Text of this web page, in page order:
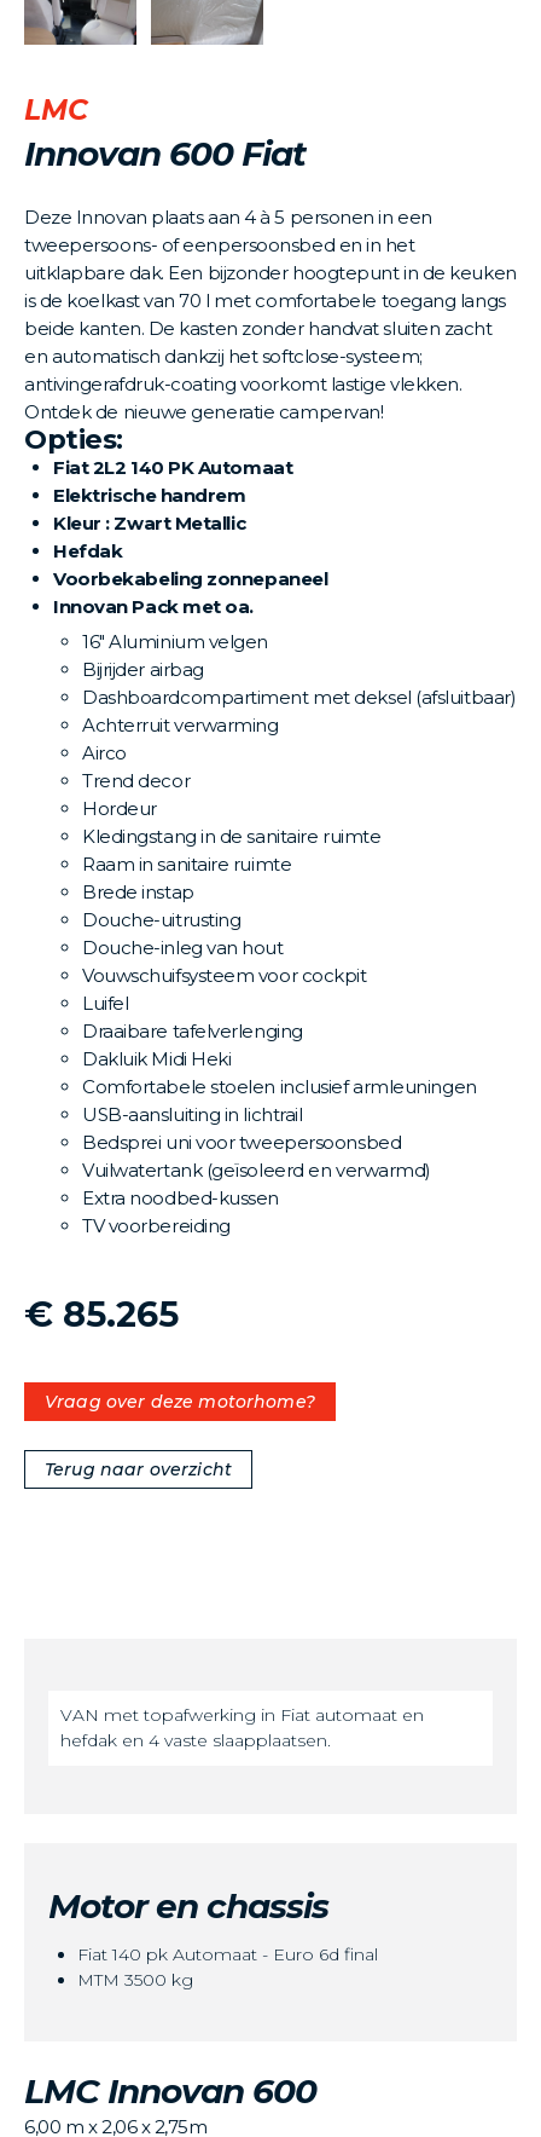
LMC
Innovan 600 Fiat
Deze Innovan plaats aan 4 à 5 personen in een
tweepersoons- of eenpersoonsbed en in het
uitklapbare dak. Een bijzonder hoogtepunt in de keuken
is de koelkast van 70 l met comfortabele toegang langs
beide kanten. De kasten zonder handvat sluiten zacht
en automatisch dankzij het softclose-systeem;
antivingerafdruk-coating voorkomt lastige vlekken.
Ontdek de nieuwe generatie campervan!
Opties:
Fiat 2L2 140 PK Automaat
Elektrische handrem
Kleur : Zwart Metallic
Hefdak
Voorbekabeling zonnepaneel
Innovan Pack met oa.
16" Aluminium velgen
Bijrijder airbag
Dashboardcompartiment met deksel (afsluitbaar)
Achterruit verwarming
Airco
Trend decor
Hordeur
Kledingstang in de sanitaire ruimte
Raam in sanitaire ruimte
Brede instap
Douche-uitrusting
Douche-inleg van hout
Vouwschuifsysteem voor cockpit
Luifel
Draaibare tafelverlenging
Dakluik Midi Heki
Comfortabele stoelen inclusief armleuningen
USB-aansluiting in lichtrail
Bedsprei uni voor tweepersoonsbed
Vuilwatertank (geïsoleerd en verwarmd)
Extra noodbed-kussen
TV voorbereiding
€ 85.265
Vraag over deze motorhome?
Terug naar overzicht
VAN met topafwerking in Fiat automaat en
hefdak en 4 vaste slaapplaatsen.
Motor en chassis
Fiat 140 pk Automaat - Euro 6d final
MTM 3500 kg
LMC Innovan 600
6,00 m x 2,06 x 2,75m